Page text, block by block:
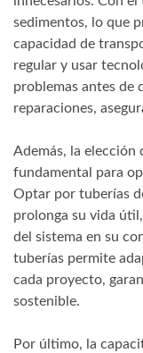
sedimentos, lo que
capacidad de
regular y usar
problemas antes de
reparaciones,
Además, la elección
fundamental para
Optar por tuberías
prolonga su vida
del sistema en su
tuberías permite
cada proyecto,
sostenible.
Por último, la